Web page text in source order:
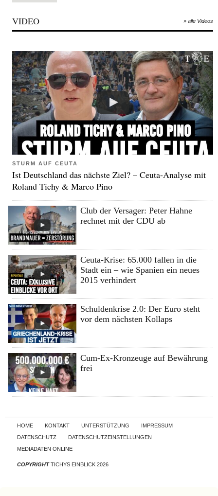
VIDEO » alle Videos
STURM AUF CEUTA
Ist Deutschland das nächste Ziel? – Ceuta-Analyse mit
Roland Tichy & Marco Pino
Club der Versager: Peter Hahne
rechnet mit der CDU ab
Ceuta-Krise: 65.000 fallen in die
Stadt ein – wie Spanien ein neues
2015 verhindert
Schuldenkrise 2.0: Der Euro steht
vor dem nächsten Kollaps
Cum-Ex-Kronzeuge auf Bewährung
frei
Skip to content
HOME KONTAKT UNTERSTÜTZUNG
IMPRESSUM
DATENSCHUTZ
DATENSCHUTZEINSTELLUNGEN
MEDIADATEN ONLINE
COPYRIGHTTICHYS EINBLICK 2026